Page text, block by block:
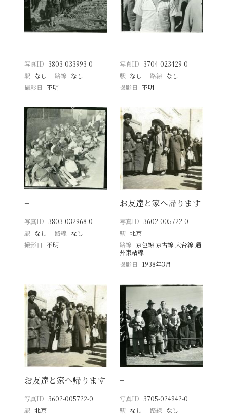
−
写真ID 3803-033993-0
駅 なし 路線 なし
撮影日
不明
−
写真ID 3704-023429-0
駅 なし 路線 なし
撮影日 不明
−
写真ID 3803-032968-0
駅 なし 路線 なし
撮影日
不明
お友達と家へ帰ります
写真ID 3602-005722-0
駅 北京
路線 京包線 京古線 大台線 通
州東站線
撮影日
1938年3月
お友達と家へ帰ります
写真ID 3602-005722-0
駅 北京
−
写真ID 3705-024942-0
駅 なし 路線 なし